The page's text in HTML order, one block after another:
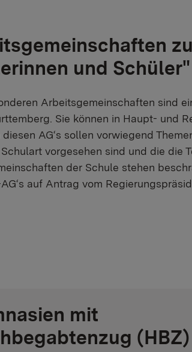
und
Arbeitsgemeinschaften sind
Sie können in Haupt- und
AG‘s sollen vorwiegend
vorgesehen sind und die die
der Schule stehen
auf Antrag vom
mit
(HBZ)